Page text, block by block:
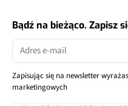
Bądź na bieżąco. Zapisz
Zapisując się na newsletter
marketingowych